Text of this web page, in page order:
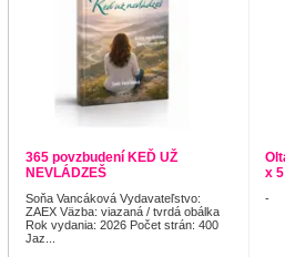
365 povzbudení KEĎ UŽ
NEVLÁDZEŠ
Soňa Vancáková Vydavateľstvo:
ZAEX Väzba: viazaná / tvrdá obálka
Rok vydania: 2026 Počet strán: 400
Jaz...
x
-